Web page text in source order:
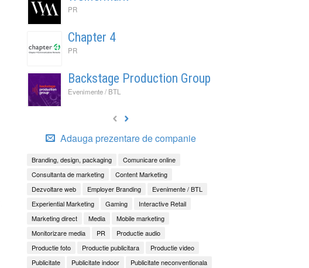
PR
Chapter 4
PR
Backstage Production Group
Evenimente / BTL
Adauga prezentare de companie
Branding, design, packaging
Comunicare online
Consultanta de marketing
Content Marketing
Dezvoltare web
Employer Branding
Evenimente / BTL
Experiential Marketing
Gaming
Interactive Retail
Marketing direct
Media
Mobile marketing
Monitorizare media
PR
Productie audio
Productie foto
Productie publicitara
Productie video
Publicitate
Publicitate indoor
Publicitate neconventionala